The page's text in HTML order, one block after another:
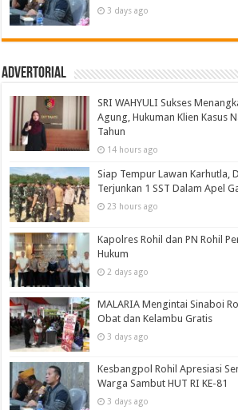
3 days ago
Advertorial
SRI WAHYULI Sukses
Agung, Hukuman Klien Kasus
Tahun
14 hours ago
Siap Tempur Lawan Karhutla,
Terjunkan 1 SST Dalam Apel
23 hours ago
Kapolres Rohil dan PN Rohil
Hukum
2 days ago
MALARIA Mengintai Sinaboi
Obat dan Kelambu Gratis
3 days ago
Kesbangpol Rohil Apresiasi
Warga Sambut HUT RI KE-81
3 days ago